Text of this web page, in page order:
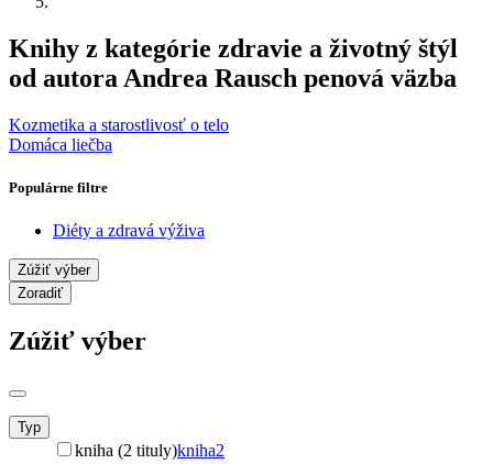
Knihy z kategórie zdravie a životný štýl
od autora Andrea Rausch penová väzba
Kozmetika a starostlivosť o telo
Domáca liečba
Populárne filtre
Diéty a zdravá výživa
Zúžiť výber
Zoradiť
Zúžiť výber
Typ
kniha (2 tituly)kniha2